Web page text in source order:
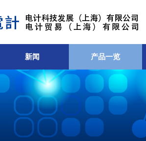
新闻 产品一览